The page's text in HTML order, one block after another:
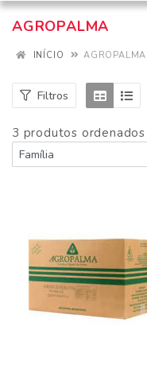
AGROPALMA
INÍCIO AGROPALMA
Filtros
3 produtos ordenados